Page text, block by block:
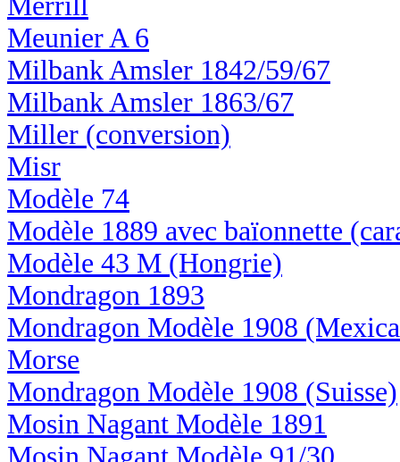
Meunier A 6
Milbank Amsler 1842/59/67
Milbank Amsler 1863/67
Miller (conversion)
Misr
Modèle 74
Modèle 1889 avec baïonnette
Modèle 43 M (Hongrie)
Mondragon 1893
Mondragon Modèle 1908
Morse
Mondragon Modèle 1908 (Suisse)
Mosin Nagant Modèle 1891